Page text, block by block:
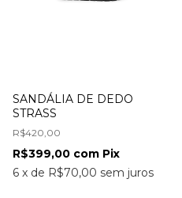
SANDÁLIA DE DEDO
STRASS
R$420,00
6 x de R$70,00 sem juros
R$399,00 com Pix